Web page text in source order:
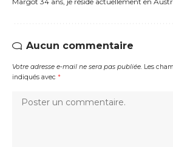
Aucun commentaire
Votre adresse e-mail ne sera pas publiée. Les
indiqués avec *